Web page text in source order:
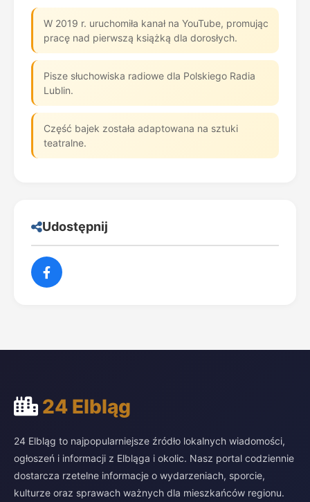
W 2019 r. uruchomiła kanał na YouTube, promując
pracę nad pierwszą książką dla dorosłych.
Pisze słuchowiska radiowe dla Polskiego Radia
Lublin.
Część bajek została adaptowana na sztuki
teatralne.
Udostępnij
24 Elbląg
24 Elbląg to najpopularniejsze źródło lokalnych wiadomości,
ogłoszeń i informacji z Elbląga i okolic. Nasz portal codziennie
dostarcza rzetelne informacje o wydarzeniach, sporcie,
kulturze oraz sprawach ważnych dla mieszkańców regionu.